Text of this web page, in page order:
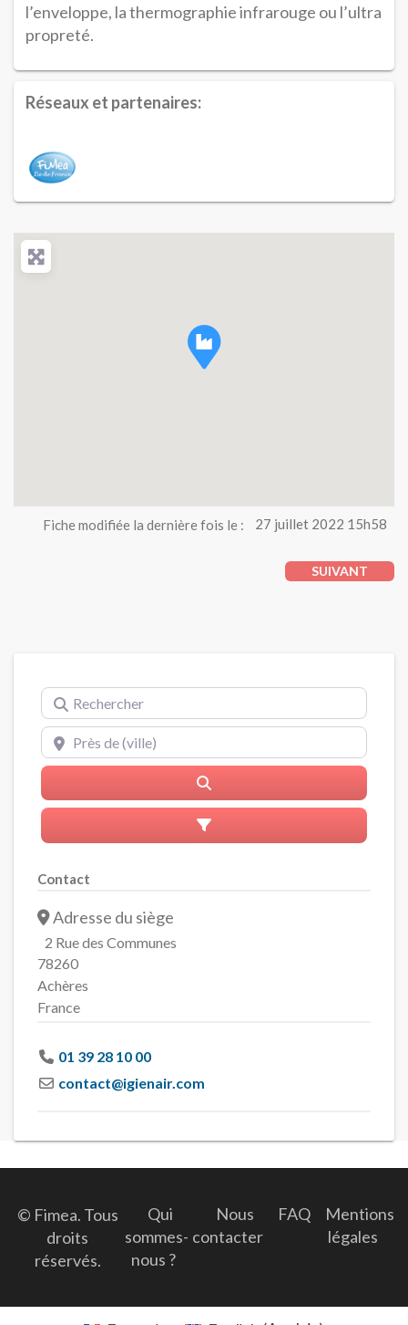
l’enveloppe, la thermographie infrarouge ou l’ultra
propreté.
Réseaux et partenaires:
Fiche modifiée la dernière fois le : 27 juillet 2022 15h58
SUIVANT
Rechercher
Près de (ville)
Advanced Filters
Contact
Adresse du siège
2 Rue des Communes
78260
Achères
France
01 39 28 10 00
contact@igienair.com
© Fimea. Tous
droits
réservés.
Qui
sommes-
nous ?
Nous
contacter
FAQ
Mentions
légales